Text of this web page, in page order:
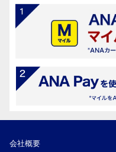
会社概要